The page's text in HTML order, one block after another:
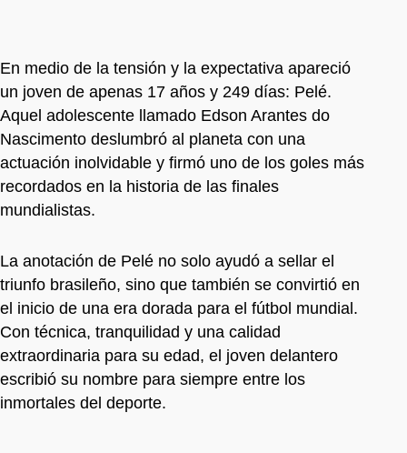
En medio de la tensión y la expectativa apareció
un joven de apenas 17 años y 249 días: Pelé.
Aquel adolescente llamado Edson Arantes do
Nascimento deslumbró al planeta con una
actuación inolvidable y firmó uno de los goles más
recordados en la historia de las finales
mundialistas.
La anotación de Pelé no solo ayudó a sellar el
triunfo brasileño, sino que también se convirtió en
el inicio de una era dorada para el fútbol mundial.
Con técnica, tranquilidad y una calidad
extraordinaria para su edad, el joven delantero
escribió su nombre para siempre entre los
inmortales del deporte.